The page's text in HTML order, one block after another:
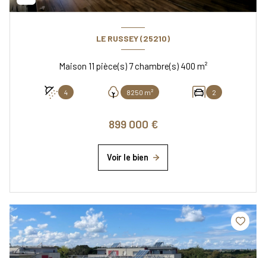
LE RUSSEY (25210)
Maison 11 pièce(s) 7 chambre(s) 400 m²
4 8250 m² 2
899 000 €
Voir le bien